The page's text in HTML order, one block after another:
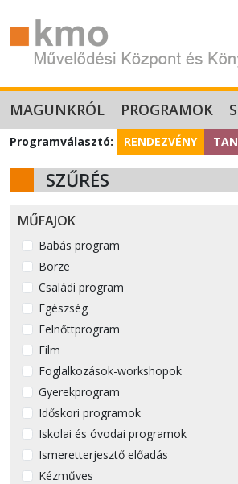
MAGUNKRÓL PROGRAMOK
Programválasztó: RENDEZVÉNY
SZŰRÉS
MŰFAJOK
Babás program
Börze
Családi program
Egészség
Felnőttprogram
Film
Foglalkozások-workshopok
Gyerekprogram
Időskori programok
Iskolai és óvodai programok
Ismeretterjesztő előadás
Kézműves